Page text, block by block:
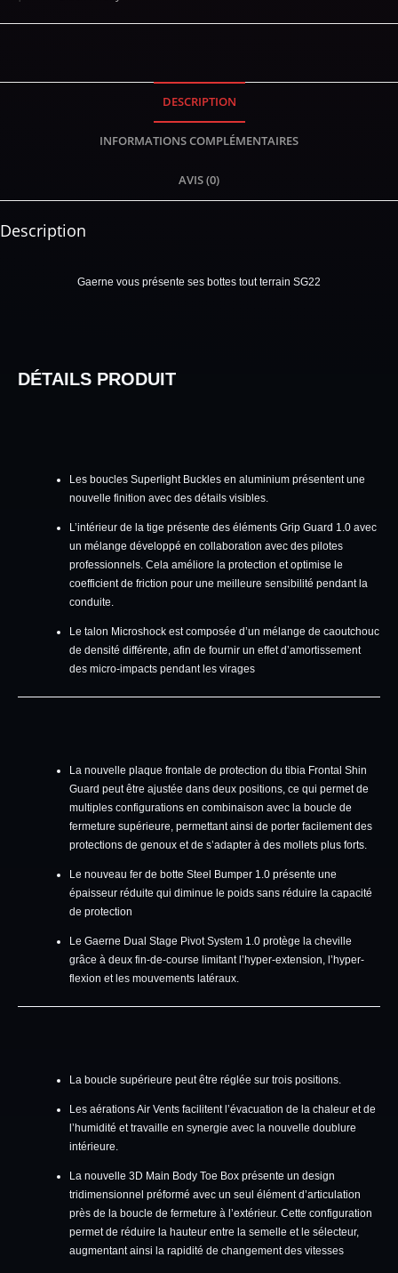
DESCRIPTION
INFORMATIONS COMPLÉMENTAIRES
AVIS (0)
Description
Gaerne vous présente ses bottes tout terrain SG22
DÉTAILS PRODUIT
Les boucles Superlight Buckles en aluminium présentent une
nouvelle finition avec des détails visibles.
L’intérieur de la tige présente des éléments Grip Guard 1.0 avec
un mélange développé en collaboration avec des pilotes
professionnels. Cela améliore la protection et optimise le
coefficient de friction pour une meilleure sensibilité pendant la
conduite.
Le talon Microshock est composée d’un mélange de caoutchouc
de densité différente, afin de fournir un effet d’amortissement
des micro-impacts pendant les virages
La nouvelle plaque frontale de protection du tibia Frontal Shin
Guard peut être ajustée dans deux positions, ce qui permet de
multiples configurations en combinaison avec la boucle de
fermeture supérieure, permettant ainsi de porter facilement des
protections de genoux et de s’adapter à des mollets plus forts.
Le nouveau fer de botte Steel Bumper 1.0 présente une
épaisseur réduite qui diminue le poids sans réduire la capacité
de protection
Le Gaerne Dual Stage Pivot System 1.0 protège la cheville
grâce à deux fin-de-course limitant l’hyper-extension, l’hyper-
flexion et les mouvements latéraux.
La boucle supérieure peut être réglée sur trois positions.
Les aérations Air Vents facilitent l’évacuation de la chaleur et de
l’humidité et travaille en synergie avec la nouvelle doublure
intérieure.
La nouvelle 3D Main Body Toe Box présente un design
tridimensionnel préformé avec un seul élément d’articulation
près de la boucle de fermeture à l’extérieur. Cette configuration
permet de réduire la hauteur entre la semelle et le sélecteur,
augmentant ainsi la rapidité de changement des vitesses